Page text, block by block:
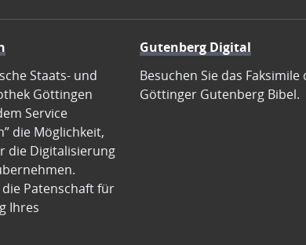
Staats- und
Göttingen
Service
die Möglichkeit,
die Digitalisierung
Patenschaft für
Ihres
Gutenberg Digital
Besuchen Sie das Faksimile
Göttinger Gutenberg Bibel.